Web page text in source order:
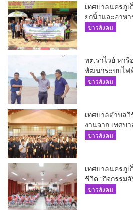
เทศบาลนครภูเ
ยกนิ้วและอาห
บริโภค
ข่าวสังคม
ทต.ราไวย์ หารื
พัฒนาระบบไฟ
ข่าวสังคม
เทศบาลตำบล
งานจาก เทศบ
ข่าวสังคม
เทศบาลนครภู
ชีวิต “กิจกรรม
ข่าวสังคม